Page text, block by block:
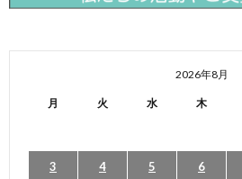
2026年8月
月 火 水 木
3 4 5 6